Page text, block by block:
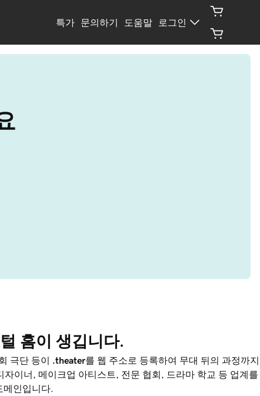
특가 문의하기 도움말 로그인
홈이 생깁니다.
극단 등이 .theater를 웹 주소로 등록하여 무대 뒤의 과정까지
자이너, 메이크업 아티스트, 전문 협회, 드라마 학교 등 업계를
인입니다.